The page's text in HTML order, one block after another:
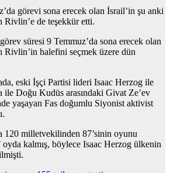
görevi sona erecek olan İsrail’in şu anki
Rivlin’e de teşekkür etti.
süresi 9 Temmuz’da sona erecek olan
Rivlin’in halefini seçmek üzere dün
eski İşçi Partisi lideri Isaac Herzog ile
ile Doğu Kudüs arasındaki Givat Ze’ev
yaşayan Fas doğumlu Siyonist aktivist
120 milletvekilinden 87’sinin oyunu
kalmış, böylece Isaac Herzog ülkenin